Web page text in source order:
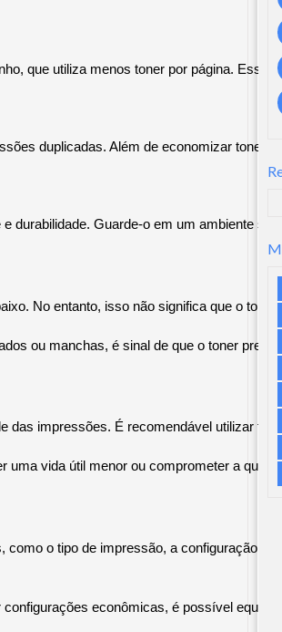
que utiliza menos toner por página. Essa
duplicadas. Além de economizar toner,
durabilidade. Guarde-o em um ambiente
No entanto, isso não significa que o
ou manchas, é sinal de que o toner
das impressões. É recomendável utilizar
vida útil menor ou comprometer a
o tipo de impressão, a configuração
econômicas, é possível